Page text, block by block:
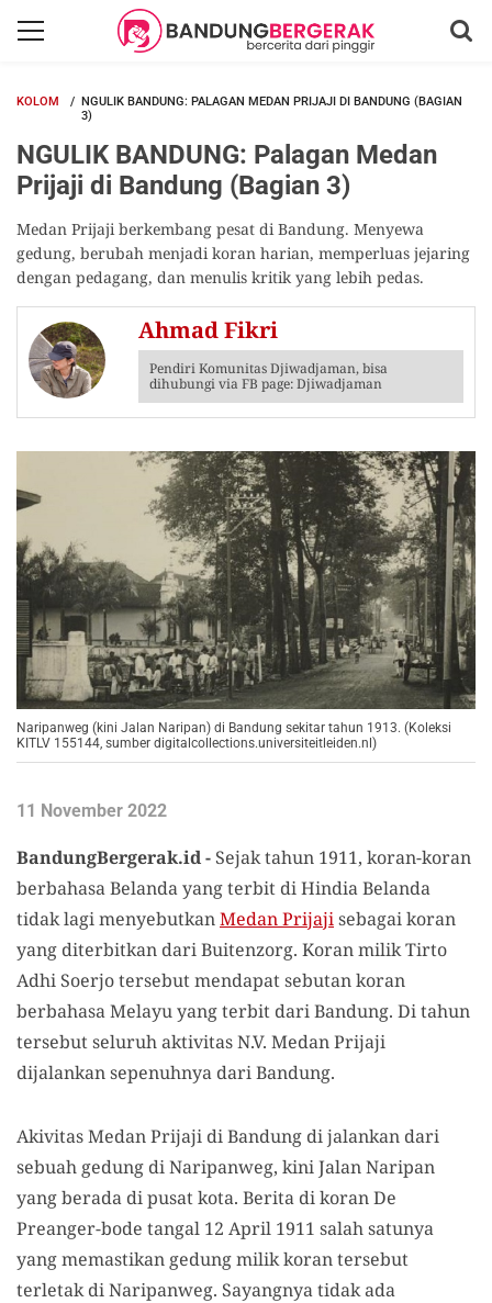
KOLOM
NGULIK BANDUNG: PALAGAN MEDAN PRIJAJI DI BANDUNG (BAGIAN
3)
NGULIK BANDUNG: Palagan Medan
Prijaji di Bandung (Bagian 3)
Medan Prijaji berkembang pesat di Bandung. Menyewa
gedung, berubah menjadi koran harian, memperluas jejaring
dengan pedagang, dan menulis kritik yang lebih pedas.
Ahmad Fikri
Pendiri Komunitas Djiwadjaman, bisa
dihubungi via FB page: Djiwadjaman
Naripanweg (kini Jalan Naripan) di Bandung sekitar tahun 1913. (Koleksi
KITLV 155144, sumber digitalcollections.universiteitleiden.nl)
11 November 2022
BandungBergerak.id - Sejak tahun 1911, koran-koran
berbahasa Belanda yang terbit di Hindia Belanda
tidak lagi menyebutkanMedan Prijajisebagai koran
yang diterbitkan dari Buitenzorg. Koran milik Tirto
Adhi Soerjo tersebut mendapat sebutan koran
berbahasa Melayu yang terbit dari Bandung. Di tahun
tersebut seluruh aktivitas N.V. Medan Prijaji
dijalankan sepenuhnya dari Bandung.
Akivitas Medan Prijaji di Bandung di jalankan dari
sebuah gedung di Naripanweg, kini Jalan Naripan
yang berada di pusat kota. Berita di koran De
Preanger-bode tangal 12 April 1911 salah satunya
yang memastikan gedung milik koran tersebut
terletak di Naripanweg. Sayangnya tidak ada